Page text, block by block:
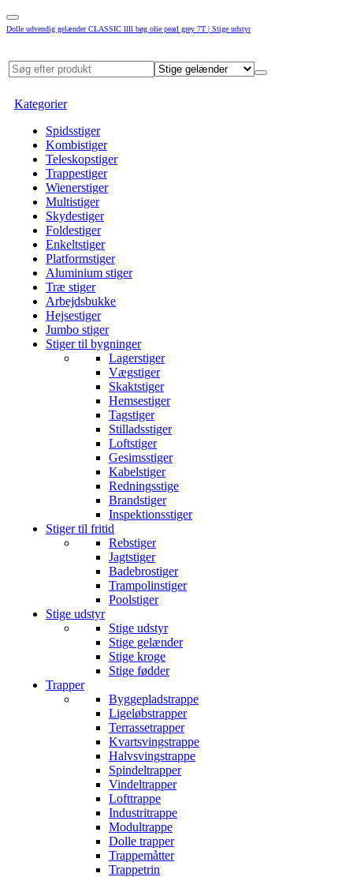
Dolle udvendig gelænder CLASSIC llll bøg olie pearl grey 7T | Stige udstyr
Kategorier
Spidsstiger
Kombistiger
Teleskopstiger
Trappestiger
Wienerstiger
Multistiger
Skydestiger
Foldestiger
Enkeltstiger
Platformstiger
Aluminium stiger
Træ stiger
Arbejdsbukke
Hejsestiger
Jumbo stiger
Stiger til bygninger
Lagerstiger
Vægstiger
Skaktstiger
Hemsestiger
Tagstiger
Stilladsstiger
Loftstiger
Gesimsstiger
Kabelstiger
Redningsstige
Brandstiger
Inspektionsstiger
Stiger til fritid
Rebstiger
Jagtstiger
Badebrostiger
Trampolinstiger
Poolstiger
Stige udstyr
Stige udstyr
Stige gelænder
Stige kroge
Stige fødder
Trapper
Byggepladstrappe
Ligeløbstrapper
Terrassetrapper
Kvartsvingstrappe
Halvsvingstrappe
Spindeltrapper
Vindeltrapper
Lofttrappe
Industritrappe
Modultrappe
Dolle trapper
Trappemåtter
Trappetrin